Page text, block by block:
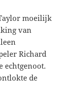
moeilijk
van
Richard
echtgenoot.
de